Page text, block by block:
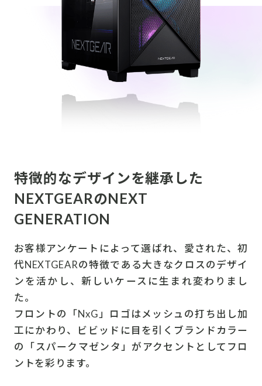
特徴的なデザインを継承した
NEXTGEARのNEXT
GENERATION
お客様アンケートによって選ばれ、愛された、初
代NEXTGEARの特徴である大きなクロスのデザイ
ンを活かし、新しいケースに生まれ変わりまし
た。
フロントの「NxG」ロゴはメッシュの打ち出し加
工にかわり、ビビッドに目を引くブランドカラー
の「スパークマゼンタ」がアクセントとしてフロ
ントを彩ります。